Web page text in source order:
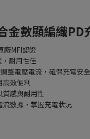
金數顯編織PD
廠MFI認證
耐用性佳
整電壓電流，確保充電安全
高效便利
質感與耐用性
數據，掌握充電狀況